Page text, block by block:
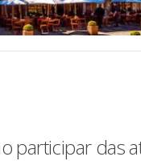
participar das